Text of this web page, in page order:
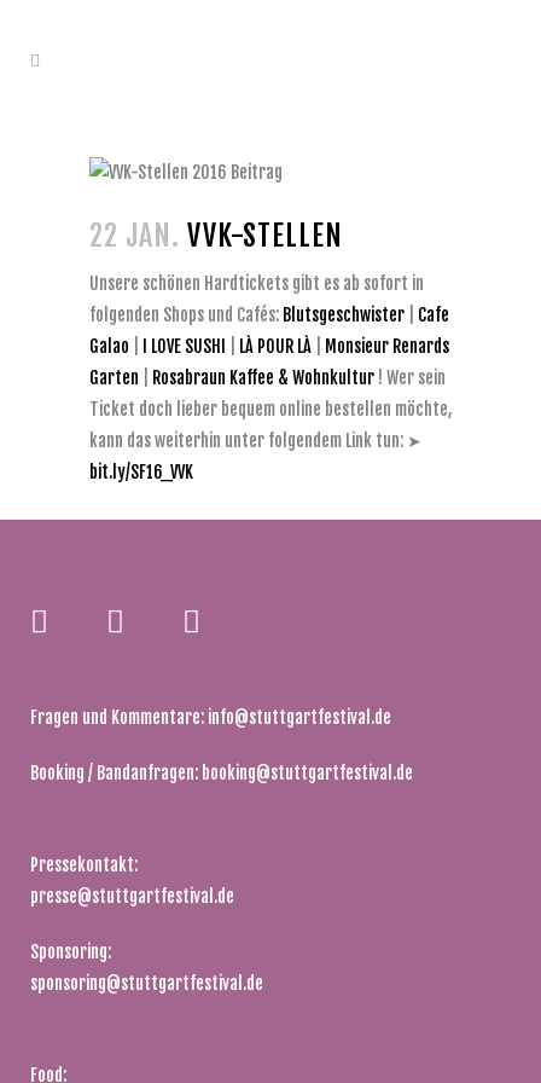
22 JAN. VVK-STELLEN
Unsere schönen Hardtickets gibt es ab sofort in
folgenden Shops und Cafés: Blutsgeschwister
Cafe
Galao
I LOVE SUSHI LÀ POUR LÀ
Monsieur Renards
Garten
Rosabraun Kaffee & Wohnkultur ! Wer sein
Ticket doch lieber bequem online bestellen möchte,
kann das weiterhin unter folgendem Link tun: ➤
bit.ly/SF16_VVK
Fragen und Kommentare: info@stuttgartfestival.de
Booking / Bandanfragen: booking@stuttgartfestival.de
Pressekontakt:
presse@stuttgartfestival.de
Sponsoring:
sponsoring@stuttgartfestival.de
Food: